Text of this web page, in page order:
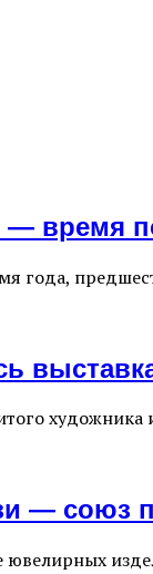
— время
года,
— союз
ювелирных